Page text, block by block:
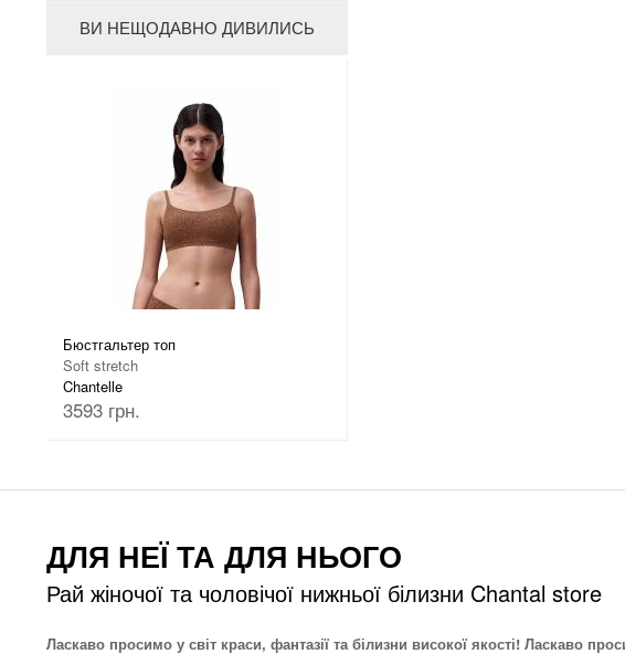
ВИ НЕЩОДАВНО ДИВИЛИСЬ
Бюстгальтер топ
Soft stretch
Chantelle
3593 грн.
ДЛЯ НЕЇ ТА ДЛЯ НЬОГО
Рай жіночої та чоловічої нижньої білизни Chantal store
Ласкаво просимо у світ краси, фантазії та білизни високої якості! Ласкаво